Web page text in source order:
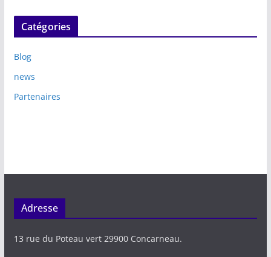
Catégories
Blog
news
Partenaires
Adresse
13 rue du Poteau vert 29900 Concarneau.